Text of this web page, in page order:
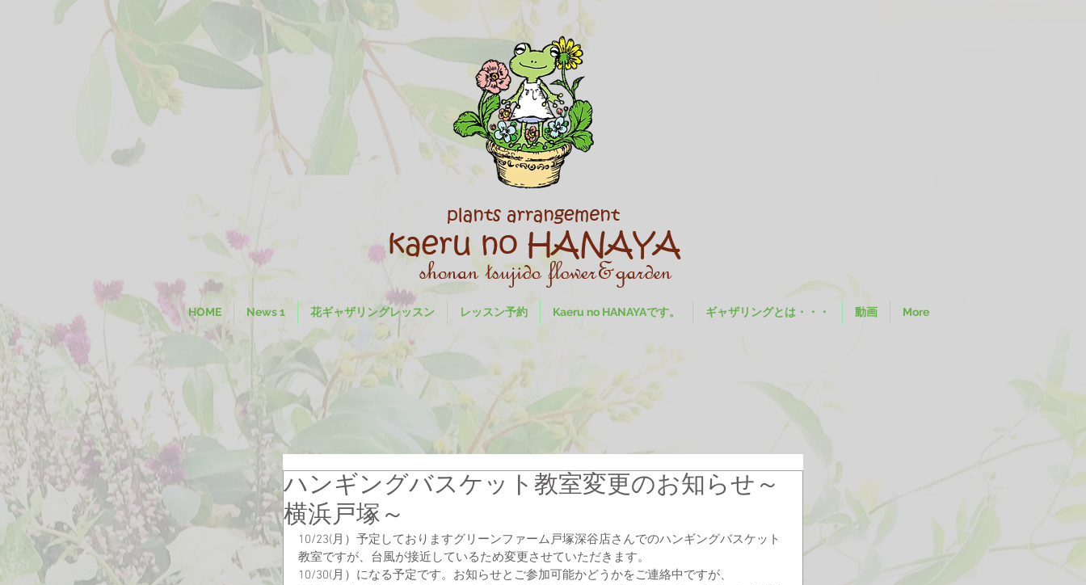
HOME News 1 花ギャザリングレッスン レッスン予約 Kaeru no HANAYAです。 ギャザリングとは・・・ 動画 More
ハンギングバスケット教室変更のお知らせ～
横浜戸塚～
10/23(月）予定しておりますグリーンファーム戸塚深谷店さんでのハンギングバスケット
教室ですが、台風が接近しているため変更させていただきます。
10/30(月）になる予定です。お知らせとご参加可能かどうかをご連絡中ですが、